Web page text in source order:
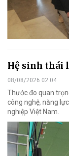
Hệ sinh thái
08/08/2026 02:04
Thước đo quan
công nghệ, năng
nghiệp Việt Nam.